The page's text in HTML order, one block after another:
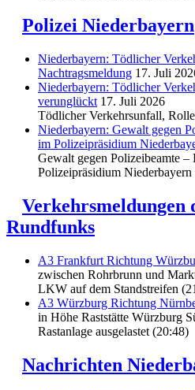
Polizei Niederbayern
Niederbayern: Tödlicher
Nachtragsmeldung 17. Juli
Niederbayern: Tödlicher
verunglückt 17. Juli 2026
Tödlicher Verkehrsunfall,
Niederbayern: Gewalt gegen
im Polizeipräsidium
Gewalt gegen Polizeibeamte
Polizeipräsidium Niederbayern
Verkehrsmeldungen
Rundfunks
A3 Frankfurt Richtung
zwischen Rohrbrunn und
LKW auf dem Standstreifen
A3 Würzburg Richtung
in Höhe Raststätte Würzburg
Rastanlage ausgelastet (20:48)
Nachrichten